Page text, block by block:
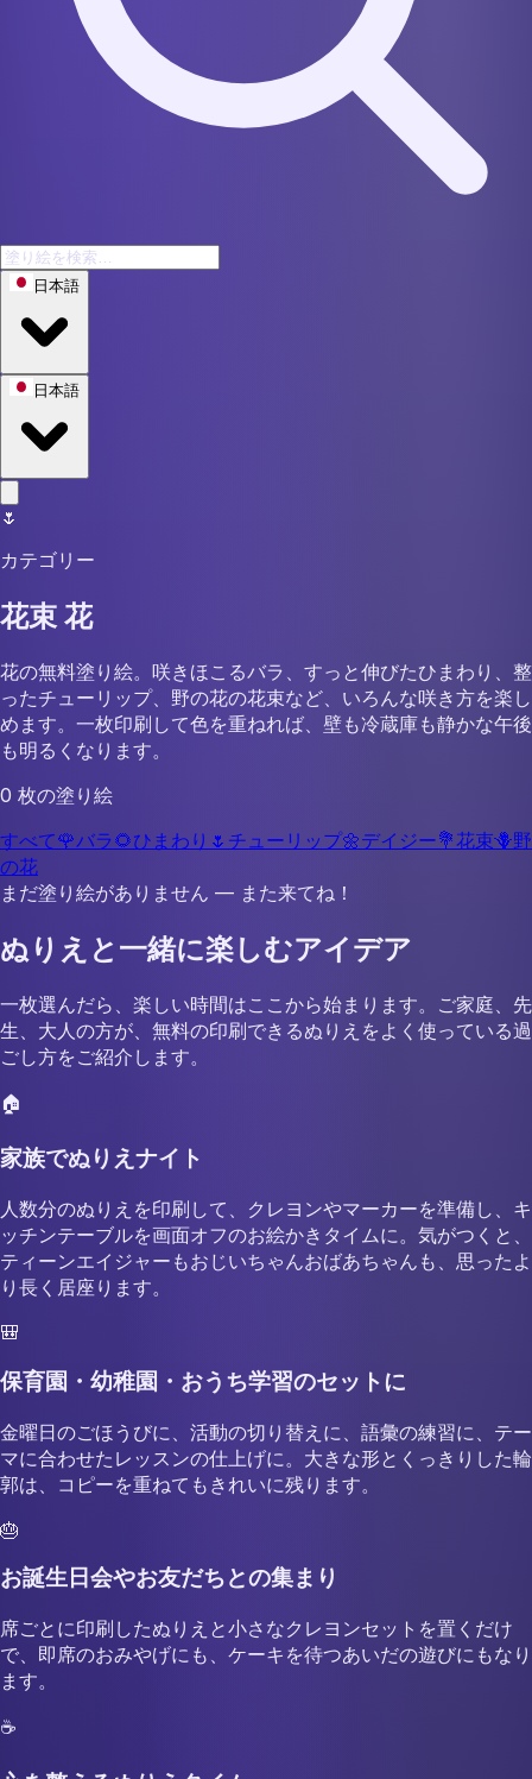
日本語
日本語
🌷
カテゴリー
花束 花
花の無料塗り絵。咲きほこるバラ、すっと伸びたひまわり、整
ったチューリップ、野の花の花束など、いろんな咲き方を楽し
めます。一枚印刷して色を重ねれば、壁も冷蔵庫も静かな午後
も明るくなります。
0 枚の塗り絵
すべて🌹バラ 🌻ひまわり 🌷 チューリップ🌼デイジー💐花束🪻野
の花
まだ塗り絵がありません — また来てね！
ぬりえと一緒に楽しむアイデア
一枚選んだら、楽しい時間はここから始まります。ご家庭、先
生、大人の方が、無料の印刷できるぬりえをよく使っている過
ごし方をご紹介します。
🏠
家族でぬりえナイト
人数分のぬりえを印刷して、クレヨンやマーカーを準備し、キ
ッチンテーブルを画面オフのお絵かきタイムに。気がつくと、
ティーンエイジャーもおじいちゃんおばあちゃんも、思ったよ
り長く居座ります。
🎒
保育園・幼稚園・おうち学習のセットに
金曜日のごほうびに、活動の切り替えに、語彙の練習に、テー
マに合わせたレッスンの仕上げに。大きな形とくっきりした輪
郭は、コピーを重ねてもきれいに残ります。
🎂
お誕生日会やお友だちとの集まり
席ごとに印刷したぬりえと小さなクレヨンセットを置くだけ
で、即席のおみやげにも、ケーキを待つあいだの遊びにもなり
ます。
☕